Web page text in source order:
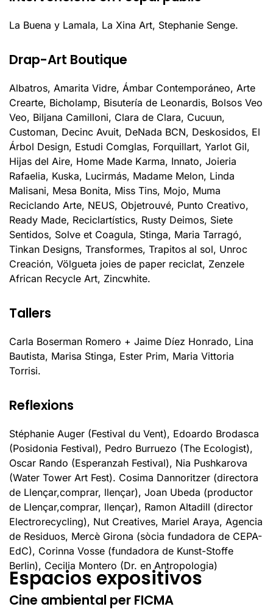
La Buena y Lamala, La Xina Art, Stephanie Senge.
Drap-Art Boutique
Albatros, Amarita Vidre, Ámbar Contemporáneo, Arte
Crearte, Bicholamp, Bisutería de Leonardis, Bolsos Veo
Veo, Biljana Camilloni, Clara de Clara, Cucuun,
Customan, Decinc Avuit, DeNada BCN, Deskosidos, El
Árbol Design, Estudi Comglas, Forquillart, Yarlot Gil,
Hijas del Aire, Home Made Karma, Innato, Joieria
Rafaelia, Kuska, Lucirmás, Madame Melon, Linda
Malisani, Mesa Bonita, Miss Tins, Mojo, Muma
Reciclando Arte, NEUS, Objetrouvé, Punto Creativo,
Ready Made, Reciclartístics, Rusty Deimos, Siete
Sentidos, Solve et Coagula, Stinga, Maria Tarragó,
Tinkan Designs, Transformes, Trapitos al sol, Unroc
Creación, Völgueta joies de paper reciclat, Zenzele
African Recycle Art, Zincwhite.
Tallers
Carla Boserman Romero + Jaime Díez Honrado, Lina
Bautista, Marisa Stinga, Ester Prim, Maria Vittoria
Torrisi.
Reflexions
Stéphanie Auger (Festival du Vent), Edoardo Brodasca
(Posidonia Festival), Pedro Burruezo (The Ecologist),
Oscar Rando (Esperanzah Festival), Nia Pushkarova
(Water Tower Art Fest). Cosima Dannoritzer (directora
de Llençar,comprar, llençar), Joan Ubeda (productor
de Llençar,comprar, llençar), Ramon Altadill (director
Electrorecycling), Nut Creatives, Mariel Araya, Agencia
de Residuos, Mercè Girona (sòcia fundadora de CEPA-
EdC), Corinna Vosse (fundadora de Kunst-Stoffe
Berlin), Cecilia Montero (Dr. en Antropologia)
Cine ambiental per FICMA
Espacios expositivos